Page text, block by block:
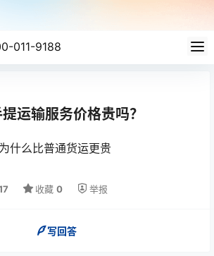
011-9188
运输服务价格贵吗？
什么比普通货运更贵
收藏 0 举报
写回答